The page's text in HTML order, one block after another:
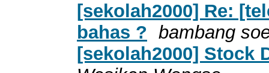
[sekolah2000] Re:
bahas ? bambang
[sekolah2000] Stock